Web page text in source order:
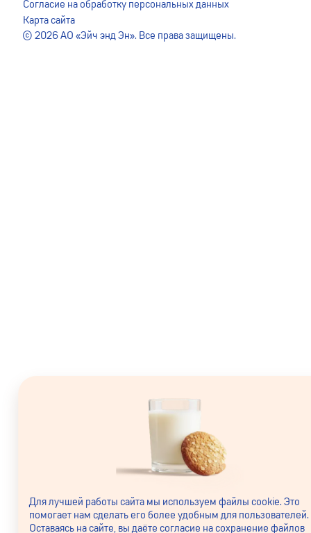
© 2026 АО «Эйч энд Эн». Все права защищены.
Согласие на обработку персональных данных
Карта сайта
Для лучшей работы сайта мы используем файлы cookie. Это
помогает нам сделать его более удобным для пользователей.
Оставаясь на сайте, вы даёте согласие на сохранение файлов